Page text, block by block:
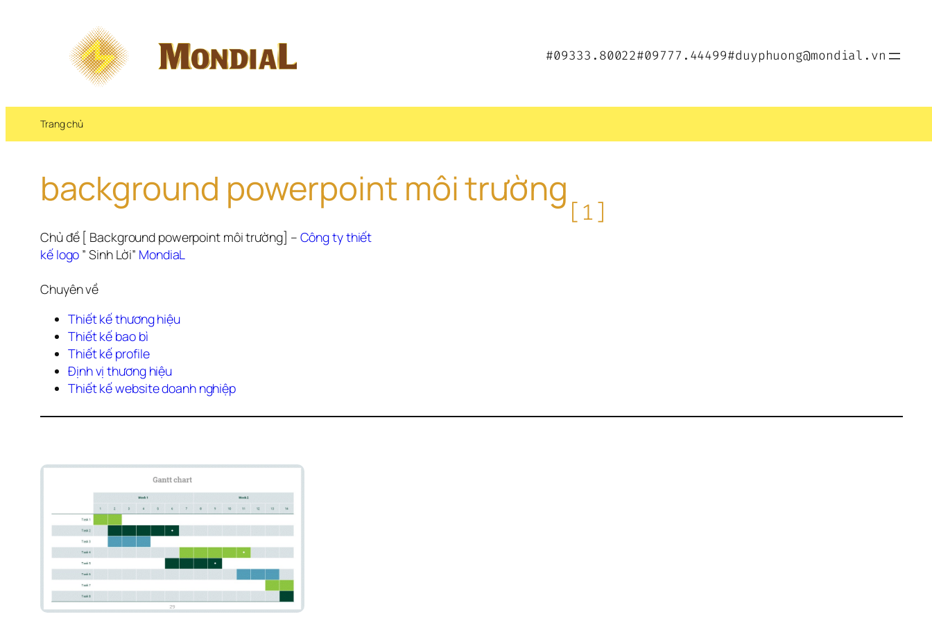
#09333.80022#09777.44499#duyphuong@mondial.vn
Trang chủ
background powerpoint môi trường
[1]
Chủ đề [ Background powerpoint môi trường] – Công ty thiết
kế logo ” Sinh Lời” MondiaL
Chuyên về
Thiết kế thương hiệu
Thiết kế bao bì
Thiết kế profile
Định vị thương hiệu
Thiết kế website doanh nghiệp